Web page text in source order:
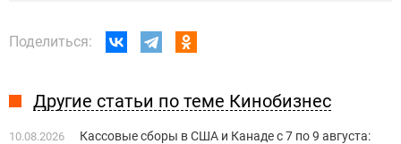
Поделиться:
Другие статьи по теме Кинобизнес
10.08.2026
Кассовые сборы в США и Канаде с 7 по 9 августа: